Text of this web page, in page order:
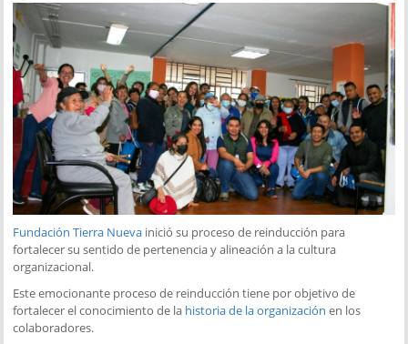
Fundación Tierra Nueva inició su proceso de reinducción para
fortalecer su sentido de pertenencia y alineación a la cultura
organizacional.
Este emocionante proceso de reinducción tiene por objetivo de
fortalecer el conocimiento de la historia de la organización en los
colaboradores.